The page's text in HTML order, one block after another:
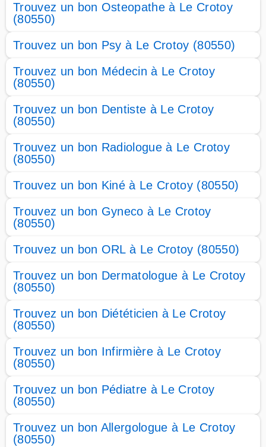
Trouvez un bon Osteopathe à Le Crotoy
(80550)
Trouvez un bon Psy à Le Crotoy (80550)
Trouvez un bon Médecin à Le Crotoy
(80550)
Trouvez un bon Dentiste à Le Crotoy
(80550)
Trouvez un bon Radiologue à Le Crotoy
(80550)
Trouvez un bon Kiné à Le Crotoy (80550)
Trouvez un bon Gyneco à Le Crotoy
(80550)
Trouvez un bon ORL à Le Crotoy (80550)
Trouvez un bon Dermatologue à Le Crotoy
(80550)
Trouvez un bon Diététicien à Le Crotoy
(80550)
Trouvez un bon Infirmière à Le Crotoy
(80550)
Trouvez un bon Pédiatre à Le Crotoy
(80550)
Trouvez un bon Allergologue à Le Crotoy
(80550)